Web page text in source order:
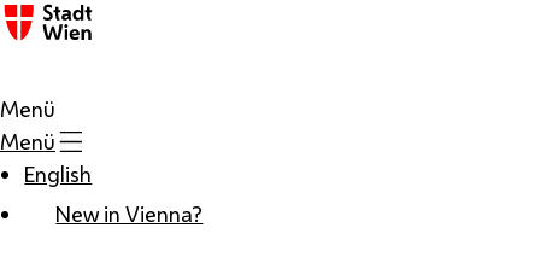
Zum Inhalt
Menü
Menü
English
New in Vienna?